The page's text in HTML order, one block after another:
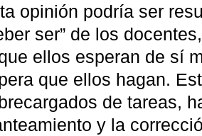
opinión podría ser
ser” de los
ellos esperan de sí
que ellos hagan.
de tareas,
y la